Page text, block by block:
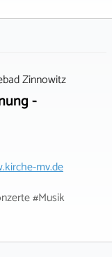
Zinnowitz
-
mv.de
#Musik